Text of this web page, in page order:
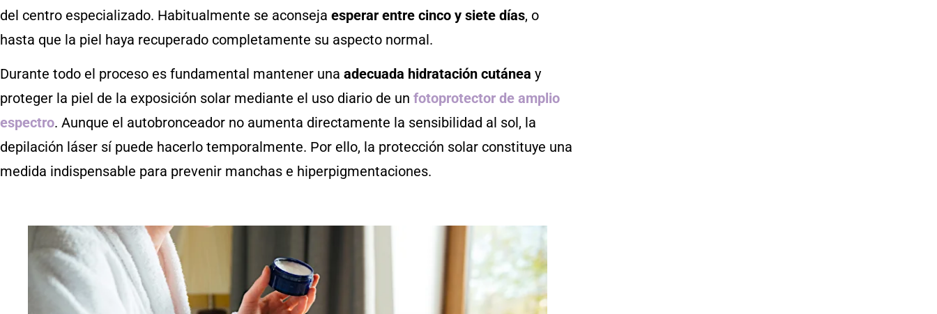
del centro especializado. Habitualmente se aconseja esperar entre cinco y siete días, o
hasta que la piel haya recuperado completamente su aspecto normal.
Durante todo el proceso es fundamental mantener una adecuada hidratación cutánea y
proteger la piel de la exposición solar mediante el uso diario de un fotoprotector de amplio
espectro. Aunque el autobronceador no aumenta directamente la sensibilidad al sol, la
depilación láser sí puede hacerlo temporalmente. Por ello, la protección solar constituye una
medida indispensable para prevenir manchas e hiperpigmentaciones.